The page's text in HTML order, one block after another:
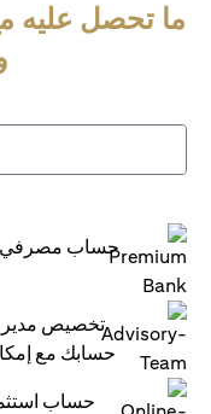
ما تحصل عليه
حساب مصرفي
تخصيص مدير
حسابك مع
حساب